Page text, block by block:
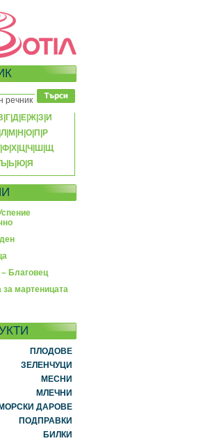
Г Д Е Ж З И
Л М Н О| П Р
|Ф| Х| Ц| Ч Ш Щ
Ъ Ь Ю Я
Благовец
за мартеницата
ПЛОДОВЕ
ЗЕЛЕНЧУЦИ
МЕСНИ
МЛЕЧНИ
МОРСКИ ДАРОВЕ
ПОДПРАВКИ
БИЛКИ